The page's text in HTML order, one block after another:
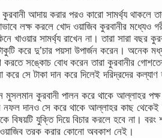
আদায় করার পরও কারো সামর্থ্য
লক্ষ করলে খোদ ওয়াজিব কুরবানীর
খাওয়ার সামর্থ্য রাখেন না। তারা সারা বছর
করে দু’চার পয়সা উপার্জন করেন। অনেক
করতে সঙ্কোচ বোধ করেন তারা কুরবানীর
করে সে টাকা দান করে দিলেই দরিদ্রদের কল্যাণ
কুরবানী পালন করে থাকে আল্লাহর পক্ষ
দানও সে করে থাকে আল্লাহর কাছ থেকেই
বিষয়টি যুক্তি দিয়ে বিচার করলে হবে না।
তরক করার কোনো অবকাশ নেই।